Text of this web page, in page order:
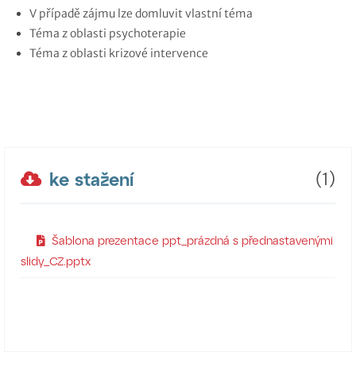
V případě zájmu lze domluvit vlastní téma
Téma z oblasti psychoterapie
Téma z oblasti krizové intervence
ke stažení (1)
Šablona prezentace ppt_prázdná s přednastavenými
slidy_CZ.pptx